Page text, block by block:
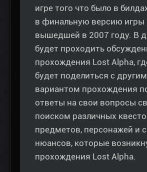
игре того что было в
в финальную версию игры
вышедшей в 2007 году. В
будет проходить
прохождения Lost Alpha,
будет поделиться с
вариантом прохождения
ответы на свои вопросы
поиском различных
предметов, персонажей и
нюансов, которые
прохождения Lost Alpha.